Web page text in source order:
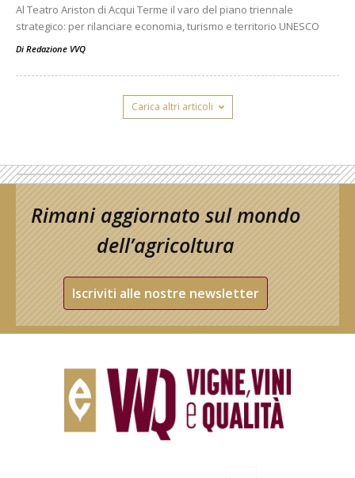
Al Teatro Ariston di Acqui Terme il varo del piano triennale
strategico: per rilanciare economia, turismo e territorio UNESCO
Di Redazione VVQ
Carica altri articoli
Rimani aggiornato sul mondo
dell’agricoltura
Iscriviti alle nostre newsletter